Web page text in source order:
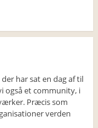
har sat en dag af til
også et community, i
Præcis som
verden